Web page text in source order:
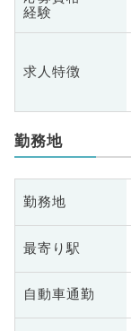
経験
求人特徴
勤務地
勤務地
最寄り駅
自動車通勤